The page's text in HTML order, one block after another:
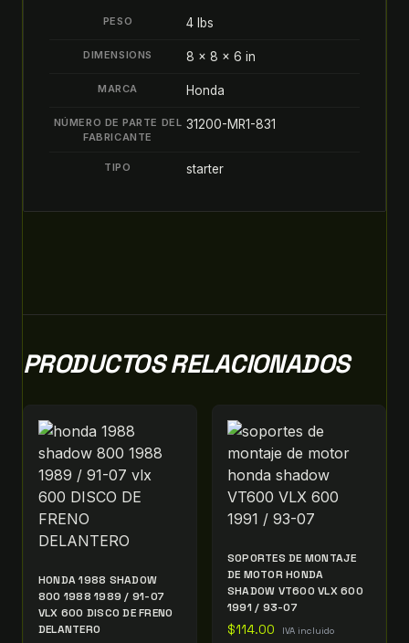
ARRANQUE
PESO 4 lbs
DIMENSIONS 8 × 8 × 6 in
MARCA Honda
NÚMERO DE PARTE DEL
FABRICANTE
31200-MR1-831
TIPO starter
PRODUCTOS RELACIONADOS
HONDA 1988 SHADOW
800 1988 1989 / 91-07
VLX 600 DISCO DE FRENO
DELANTERO
SOPORTES DE MONTAJE
DE MOTOR HONDA
SHADOW VT600 VLX 600
1991 / 93-07
$114.00 IVA incluido